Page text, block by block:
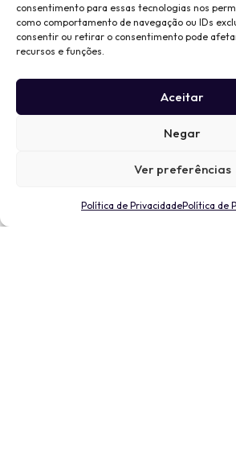
consentimento para essas tecnologias nos
como comportamento de navegação ou IDs
consentir ou retirar o consentimento pode
recursos e funções.
Aceitar
Negar
Ver preferências
Política de PrivacidadePolítica de